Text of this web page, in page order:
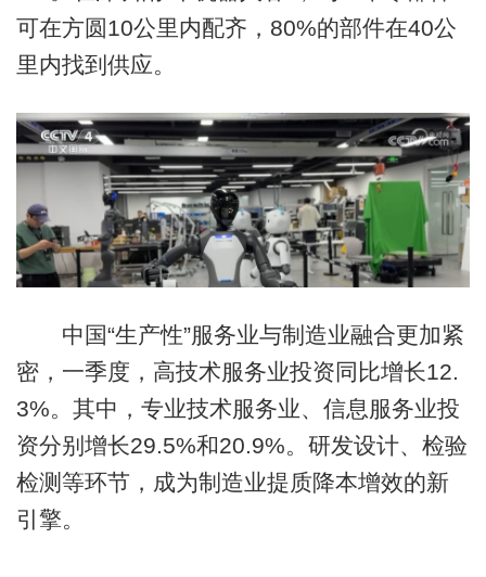
可在方圆10公里内配齐，80%的部件在40公
里内找到供应。
中国“生产性”服务业与制造业融合更加紧
密，一季度，高技术服务业投资同比增长12.
3%。其中，专业技术服务业、信息服务业投
资分别增长29.5%和20.9%。研发设计、检验
检测等环节，成为制造业提质降本增效的新
引擎。